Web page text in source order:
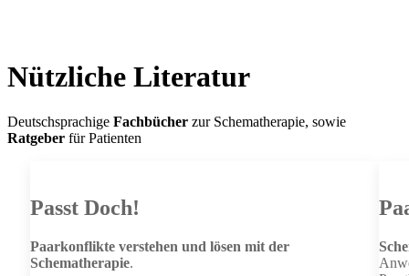
Nützliche Literatur
Deutschsprachige Fachbücher zur Schematherapie, sowie
Ratgeber für Patienten
Passt Doch!
Paarkonflikte verstehen und lösen mit der
Schematherapie.